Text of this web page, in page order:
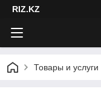
RIZ.KZ
Товары и услуги